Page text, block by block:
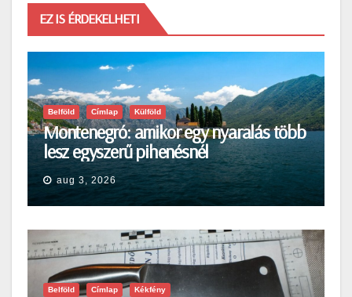
EZ IS ÉRDEKELHETI
Belföld Címlap Külföld
Montenegró: amikor egy nyaralás több
lesz egyszerű pihenésnél
aug 3, 2026
Belföld Címlap Kékfény